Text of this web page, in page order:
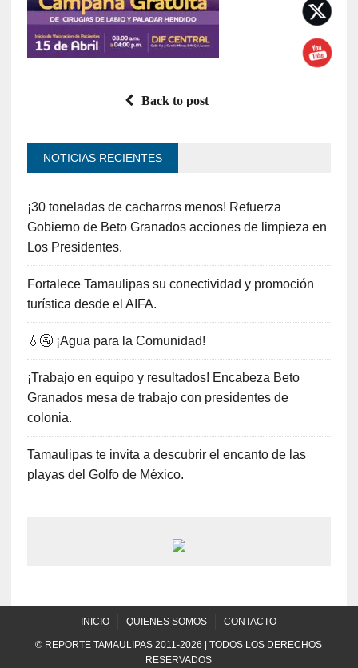
Back to post
NOTICIAS RECIENTES
¡30 toneladas de cacharros menos! Refuerza
Gobierno de Beto Granados acciones de limpieza en
Los Presidentes.
Fortalece Tamaulipas su conectividad y promoción
turística desde el AIFA.
💧🚰 ¡Agua para la Comunidad!
¡Trabajo en equipo y resultados! Encabeza Beto
Granados mesa de trabajo con presidentes de
colonia.
Tamaulipas te invita a descubrir el encanto de las
playas del Golfo de México.
INICIO QUIENES SOMOS CONTACTO
© REPORTE TAMAULIPAS 2011-2026 | TODOS LOS DERECHOS
RESERVADOS